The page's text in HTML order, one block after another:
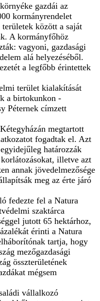
gazdái az
kormányrendelet
között a saját
A kormányfőhöz
vagyoni, gazdasági
alá helyezéséből.
a legfőbb érintettek
terület kialakítását
a birtokunkon -
Péternek címzett
megtartott
fogadtak el. Azt
határozzák
illetve azt
annak jövedelmezősége
meg az érte járó
fedezte fel a Natura
szaktárca
jutott 65 hektárhoz,
érinti a Natura
tartja, hogy
mezőgazdasági
összterületének
mégsem
vállalkozó